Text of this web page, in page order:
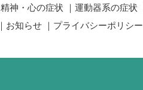
精神・心の症状 運動器系の症状
お知らせ プライバシーポリシー